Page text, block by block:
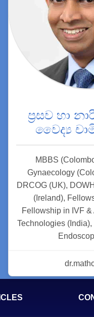
ප්‍රසව හා
වෛද්‍ය
MBBS
Gynaecology
DRCOG (UK),
(Ireland),
Fellowship in IVF
Technologies